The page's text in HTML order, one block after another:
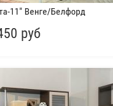
11" Венге/Белфорд
руб